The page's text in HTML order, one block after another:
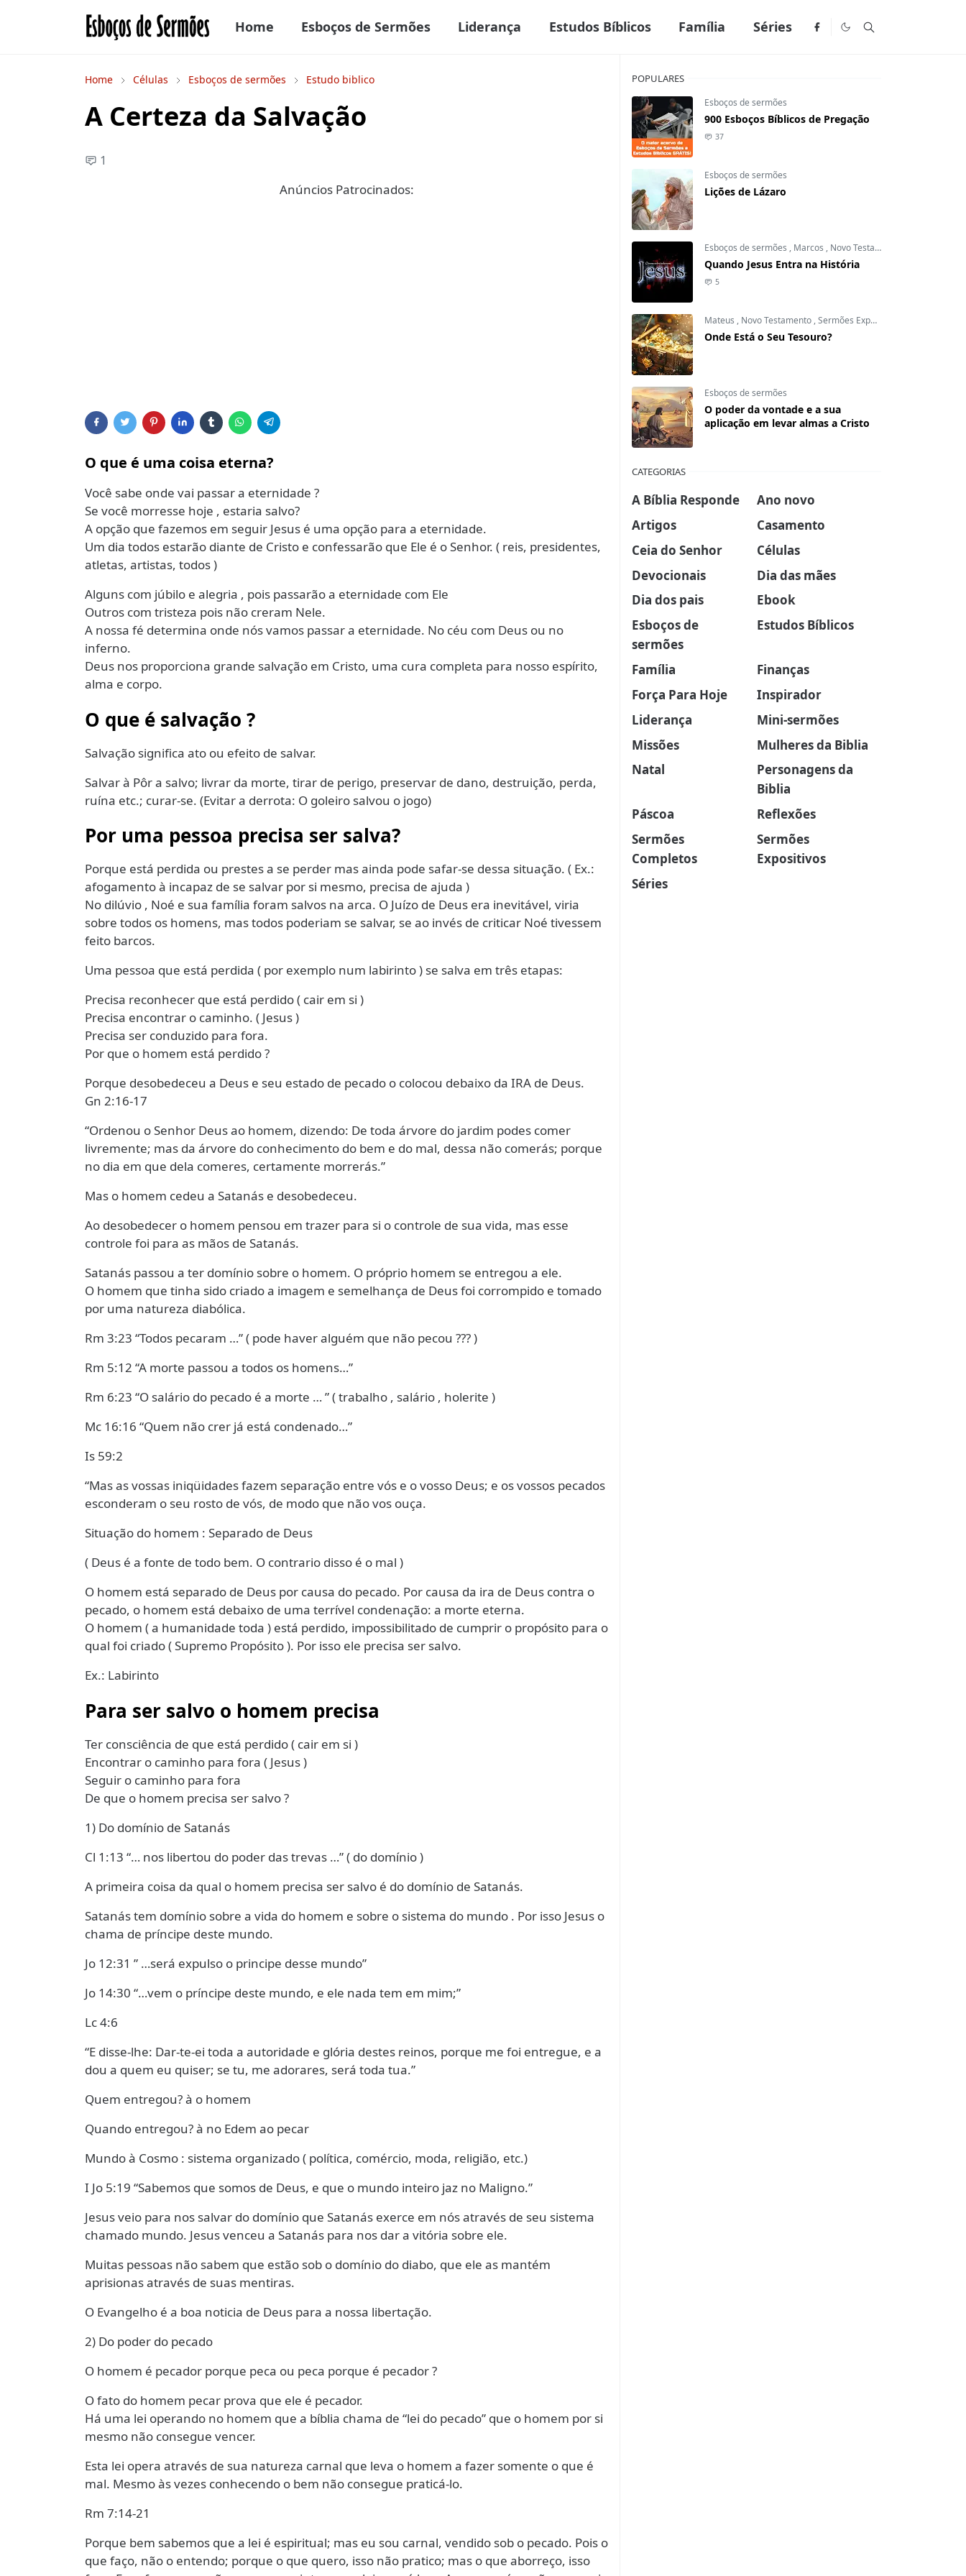
Home Esboços de Sermões Liderança Estudos Bíblicos Família Séries
Home Células Esboços de sermões Estudo biblico
A Certeza da Salvação
1
Anúncios Patrocinados:
O que é uma coisa eterna?
Você sabe onde vai passar a eternidade ?
Se você morresse hoje , estaria salvo?
A opção que fazemos em seguir Jesus é uma opção para a eternidade.
Um dia todos estarão diante de Cristo e confessarão que Ele é o Senhor. ( reis, presidentes,
atletas, artistas, todos )
Alguns com júbilo e alegria , pois passarão a eternidade com Ele
Outros com tristeza pois não creram Nele.
A nossa fé determina onde nós vamos passar a eternidade. No céu com Deus ou no
inferno.
Deus nos proporciona grande salvação em Cristo, uma cura completa para nosso espírito,
alma e corpo.
O que é salvação ?
Salvação significa ato ou efeito de salvar.
Salvar à Pôr a salvo; livrar da morte, tirar de perigo, preservar de dano, destruição, perda,
ruína etc.; curar-se. (Evitar a derrota: O goleiro salvou o jogo)
Por uma pessoa precisa ser salva?
Porque está perdida ou prestes a se perder mas ainda pode safar-se dessa situação. ( Ex.:
afogamento à incapaz de se salvar por si mesmo, precisa de ajuda )
No dilúvio , Noé e sua família foram salvos na arca. O Juízo de Deus era inevitável, viria
sobre todos os homens, mas todos poderiam se salvar, se ao invés de criticar Noé tivessem
feito barcos.
Uma pessoa que está perdida ( por exemplo num labirinto ) se salva em três etapas:
Precisa reconhecer que está perdido ( cair em si )
Precisa encontrar o caminho. ( Jesus )
Precisa ser conduzido para fora.
Por que o homem está perdido ?
Porque desobedeceu a Deus e seu estado de pecado o colocou debaixo da IRA de Deus.
Gn 2:16-17
“Ordenou o Senhor Deus ao homem, dizendo: De toda árvore do jardim podes comer
livremente; mas da árvore do conhecimento do bem e do mal, dessa não comerás; porque
no dia em que dela comeres, certamente morrerás.”
Mas o homem cedeu a Satanás e desobedeceu.
Ao desobedecer o homem pensou em trazer para si o controle de sua vida, mas esse
controle foi para as mãos de Satanás.
Satanás passou a ter domínio sobre o homem. O próprio homem se entregou a ele.
O homem que tinha sido criado a imagem e semelhança de Deus foi corrompido e tomado
por uma natureza diabólica.
Rm 3:23 “Todos pecaram …” ( pode haver alguém que não pecou ??? )
Rm 5:12 “A morte passou a todos os homens…”
Rm 6:23 “O salário do pecado é a morte … ” ( trabalho , salário , holerite )
Mc 16:16 “Quem não crer já está condenado…”
Is 59:2
“Mas as vossas iniqüidades fazem separação entre vós e o vosso Deus; e os vossos pecados
esconderam o seu rosto de vós, de modo que não vos ouça.
Situação do homem : Separado de Deus
( Deus é a fonte de todo bem. O contrario disso é o mal )
O homem está separado de Deus por causa do pecado. Por causa da ira de Deus contra o
pecado, o homem está debaixo de uma terrível condenação: a morte eterna.
O homem ( a humanidade toda ) está perdido, impossibilitado de cumprir o propósito para o
qual foi criado ( Supremo Propósito ). Por isso ele precisa ser salvo.
Ex.: Labirinto
Para ser salvo o homem precisa
Ter consciência de que está perdido ( cair em si )
Encontrar o caminho para fora ( Jesus )
Seguir o caminho para fora
De que o homem precisa ser salvo ?
1) Do domínio de Satanás
Cl 1:13 “… nos libertou do poder das trevas …” ( do domínio )
A primeira coisa da qual o homem precisa ser salvo é do domínio de Satanás.
Satanás tem domínio sobre a vida do homem e sobre o sistema do mundo . Por isso Jesus o
chama de príncipe deste mundo.
Jo 12:31 ” …será expulso o principe desse mundo”
Jo 14:30 “…vem o príncipe deste mundo, e ele nada tem em mim;”
Lc 4:6
“E disse-lhe: Dar-te-ei toda a autoridade e glória destes reinos, porque me foi entregue, e a
dou a quem eu quiser; se tu, me adorares, será toda tua.”
Quem entregou? à o homem
Quando entregou? à no Edem ao pecar
Mundo à Cosmo : sistema organizado ( política, comércio, moda, religião, etc.)
I Jo 5:19 “Sabemos que somos de Deus, e que o mundo inteiro jaz no Maligno.”
Jesus veio para nos salvar do domínio que Satanás exerce em nós através de seu sistema
chamado mundo. Jesus venceu a Satanás para nos dar a vitória sobre ele.
Muitas pessoas não sabem que estão sob o domínio do diabo, que ele as mantém
aprisionas através de suas mentiras.
O Evangelho é a boa noticia de Deus para a nossa libertação.
2) Do poder do pecado
O homem é pecador porque peca ou peca porque é pecador ?
O fato do homem pecar prova que ele é pecador.
Há uma lei operando no homem que a bíblia chama de “lei do pecado” que o homem por si
mesmo não consegue vencer.
Esta lei opera através de sua natureza carnal que leva o homem a fazer somente o que é
mal. Mesmo às vezes conhecendo o bem não consegue praticá-lo.
Rm 7:14-21
Porque bem sabemos que a lei é espiritual; mas eu sou carnal, vendido sob o pecado. Pois o
que faço, não o entendo; porque o que quero, isso não pratico; mas o que aborreço, isso
POPULARES
Esboços de sermões
900 Esboços Bíblicos de Pregação
37
Esboços de sermões
Lições de Lázaro
Esboços de sermões , Marcos , Novo Testamento
Quando Jesus Entra na História
5
Mateus , Novo Testamento ,Sermões Expositivos
Onde Está o Seu Tesouro?
Esboços de sermões
O poder da vontade e a sua
aplicação em levar almas a Cristo
CATEGORIAS
A Bíblia Responde
Ano novo
Artigos
Casamento
Ceia do Senhor
Células
Devocionais
Dia das mães
Dia dos pais
Ebook
Esboços de
sermões
Estudos Bíblicos
Família
Finanças
Força Para Hoje
Inspirador
Liderança
Mini-sermões
Missões
Mulheres da Biblia
Natal
Personagens da
Biblia
Páscoa
Reflexões
Sermões
Completos
Sermões
Expositivos
Séries